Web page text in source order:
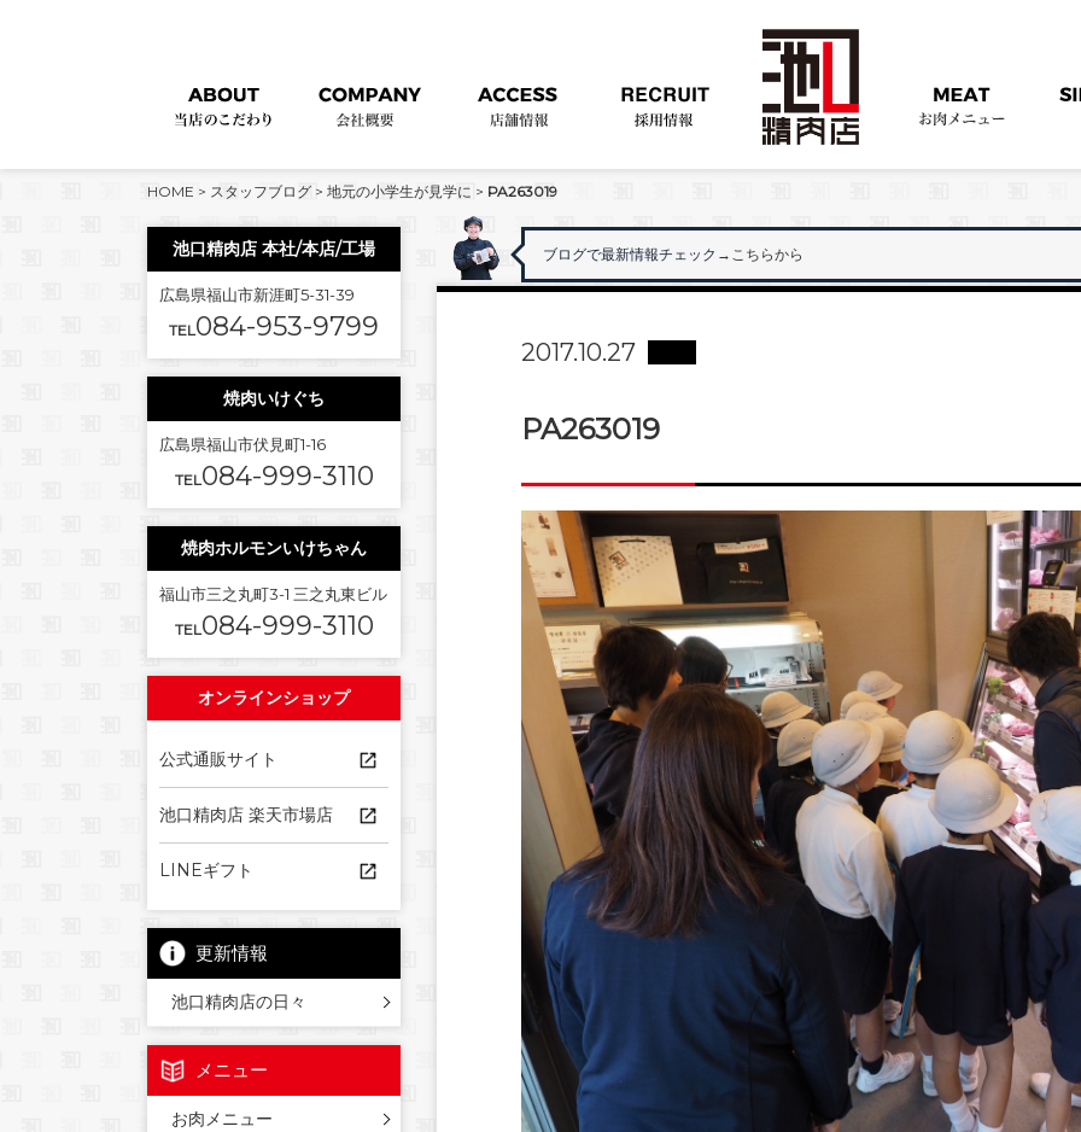
HOME > スタッフブログ > 地元の小学生が見学に > PA263019
ブログで最新情報チェック →こちらから
2017.10.27
PA263019
池口精肉店 本社/本店/工場
広島県福山市新涯町5-31-39
TEL084-953-9799
焼肉いけぐち
広島県福山市伏見町1-16
TEL084-999-3110
焼肉ホルモンいけちゃん
福山市三之丸町3-1 三之丸東ビル
TEL084-999-3110
オンラインショップ
公式通販サイト
池口精肉店 楽天市場店
LINEギフト
更新情報
池口精肉店の日々
メニュー
お肉メニュー